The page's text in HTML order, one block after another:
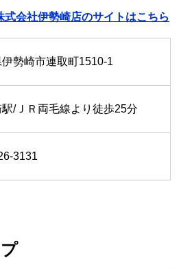
会社伊勢崎店のサイトはこちら
勢崎市連取町1510-1
/ＪＲ両毛線より徒歩25分
3131
プ